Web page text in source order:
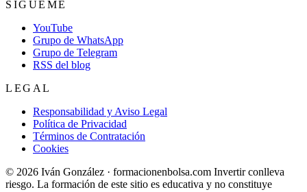
SÍGUEME
YouTube
Grupo de WhatsApp
Grupo de Telegram
RSS del blog
LEGAL
Responsabilidad y Aviso Legal
Política de Privacidad
Términos de Contratación
Cookies
© 2026 Iván González · formacionenbolsa.com Invertir conlleva
riesgo. La formación de este sitio es educativa y no constituye